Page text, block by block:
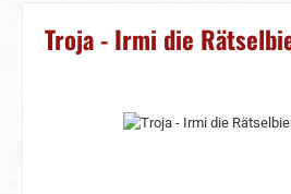
Troja - Irmi die
Bildergalerie überspringen